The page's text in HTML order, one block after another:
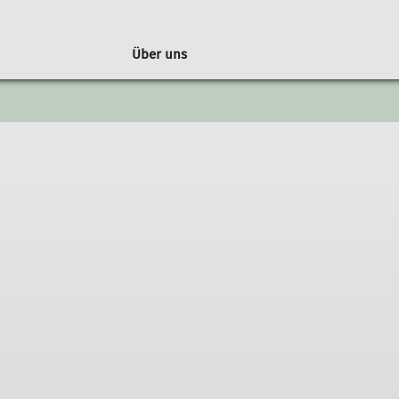
Über uns
Eintrittspreise und Leihmaterial
Kindergeburtstage